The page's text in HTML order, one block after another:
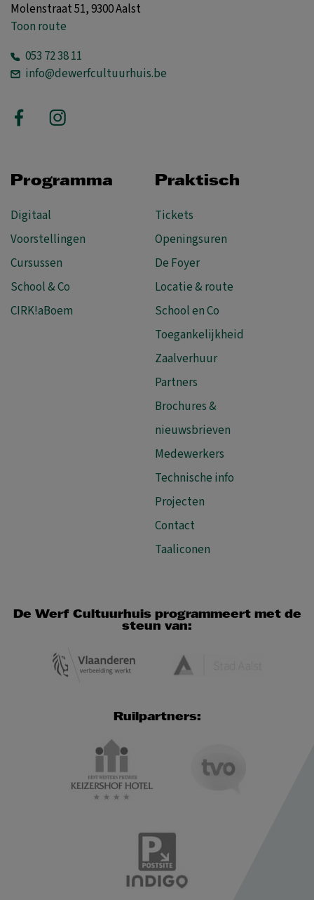
Molenstraat 51, 9300 Aalst
Toon route
053 72 38 11
info@dewerfcultuurhuis.be
Programma
Digitaal
Voorstellingen
Cursussen
School & Co
CIRK!aBoem
Praktisch
Tickets
Openingsuren
De Foyer
Locatie & route
School en Co
Toegankelijkheid
Zaalverhuur
Partners
Brochures &
nieuwsbrieven
Medewerkers
Technische info
Projecten
Contact
Taaliconen
De Werf Cultuurhuis programmeert met de
steun van:
Ruilpartners: